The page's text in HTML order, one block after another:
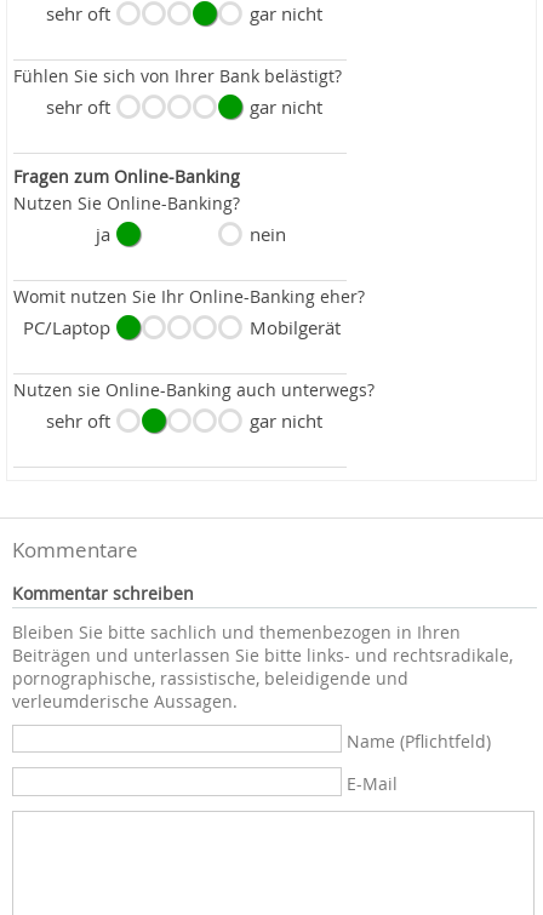
sehr oft gar nicht
Fühlen Sie sich von Ihrer Bank belästigt?
sehr oft gar nicht
Fragen zum Online-Banking
Nutzen Sie Online-Banking?
ja nein
Womit nutzen Sie Ihr Online-Banking eher?
PC/Laptop Mobilgerät
Nutzen sie Online-Banking auch unterwegs?
sehr oft gar nicht
Kommentare
Kommentar schreiben
Bleiben Sie bitte sachlich und themenbezogen in Ihren
Beiträgen und unterlassen Sie bitte links- und rechtsradikale,
pornographische, rassistische, beleidigende und
verleumderische Aussagen.
Name (Pflichtfeld)
E-Mail